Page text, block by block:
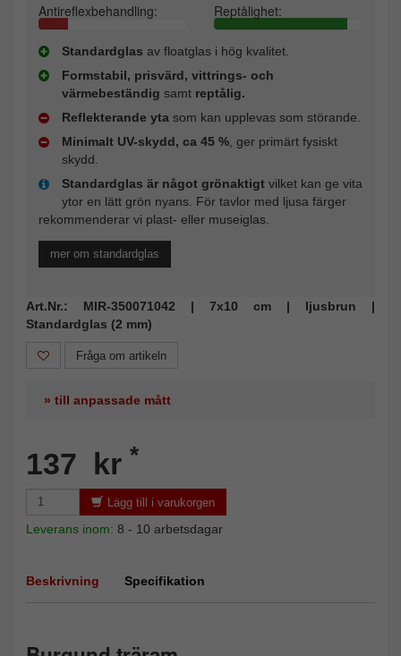
Antireflexbehandling: Reptålighet:
Standardglas av floatglas i hög kvalitet.
Formstabil, prisvärd, vittrings- och
värmebeständig samt reptålig.
Reflekterande yta som kan upplevas som störande.
Minimalt UV-skydd, ca 45 % , ger primärt fysiskt
skydd.
Standardglas är något grönaktigt vilket kan ge vita
ytor en lätt grön nyans. För tavlor med ljusa färger
rekommenderar vi plast- eller museiglas.
mer om standardglas
Art.Nr.: MIR-350071042 | 7x10 cm | ljusbrun |
Standardglas (2 mm)
Fråga om artikeln
» till anpassade mått
137 kr *
Lägg till i varukorgen
Leverans inom: 8 - 10 arbetsdagar
Beskrivning Specifikation